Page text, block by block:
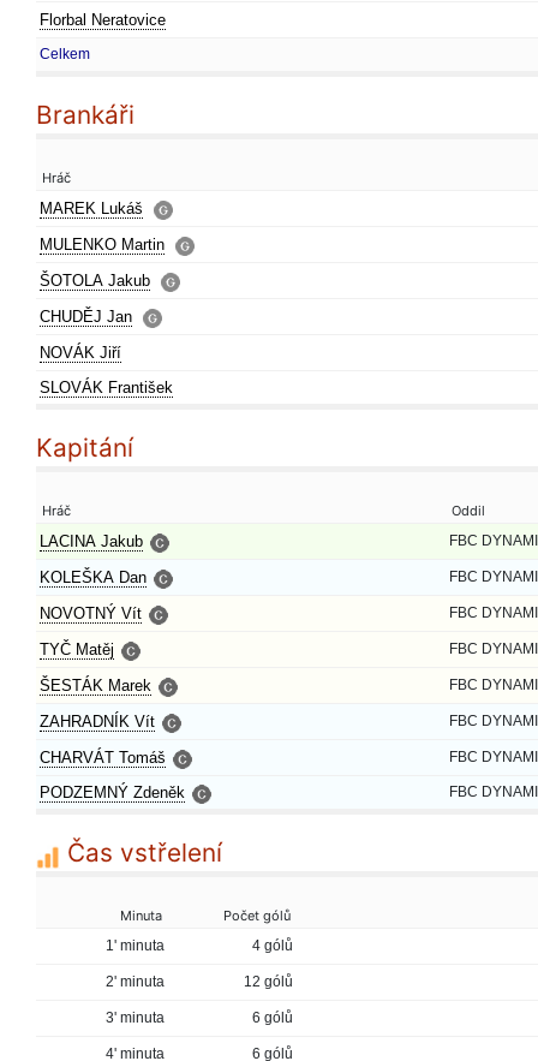
Florbal Neratovice
Celkem
Brankáři
Hráč
MAREK Lukáš
MULENKO Martin
ŠOTOLA Jakub
CHUDĚJ Jan
NOVÁK Jiří
SLOVÁK František
Kapitání
Hráč Oddil
LACINA Jakub FBC
KOLEŠKA Dan FBC
NOVOTNÝ Vít FBC
TYČ Matěj FBC
ŠESTÁK Marek FBC
ZAHRADNÍK Vít FBC
CHARVÁT Tomáš FBC
PODZEMNÝ Zdeněk FBC
Čas vstřelení
Minuta
Počet gólů
1' minuta
4 gólů
2' minuta 12 gólů
3' minuta 6 gólů
4' minuta 6 gólů